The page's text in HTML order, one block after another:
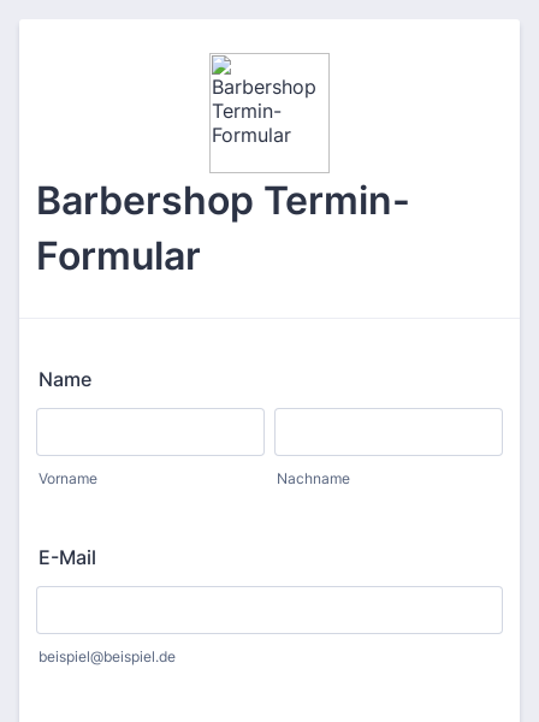
Barbershop Termin-
Formular
Name
Vorname Nachname
E-Mail
beispiel@beispiel.de